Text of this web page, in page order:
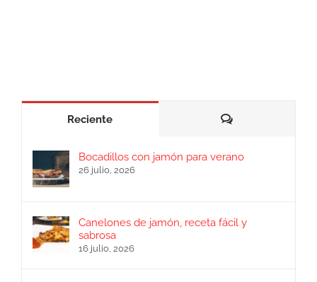
Reciente Comentarios
Bocadillos con jamón para verano
26 julio, 2026
Canelones de jamón, receta fácil y
sabrosa
16 julio, 2026